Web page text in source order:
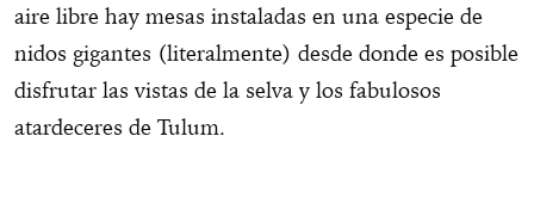
aire libre hay mesas instaladas en una especie de
nidos gigantes (literalmente) desde donde es posible
disfrutar las vistas de la selva y los fabulosos
atardeceres de Tulum.